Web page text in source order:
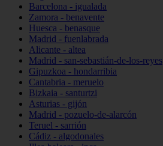
Barcelona - igualada
Zamora - benavente
Huesca - benasque
Madrid - fuenlabrada
Alicante - altea
Madrid - san-sebastián-de-los-reyes
Gipuzkoa - hondarribia
Cantabria - meruelo
Bizkaia - santurtzi
Asturias - gijón
Madrid - pozuelo-de-alarcón
Teruel - sarrión
Cádiz - algodonales